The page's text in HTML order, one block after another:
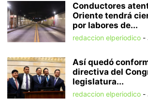
Conductores
Oriente tendrá
por labores de...
redaccion elperiodico -
Así quedó
directiva del
legislatura...
redaccion elperiodico -